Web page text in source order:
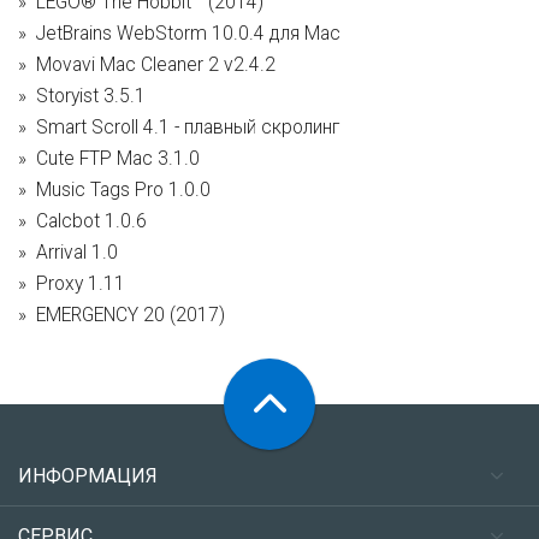
JetBrains WebStorm 10.0.4 для Mac
Movavi Mac Cleaner 2 v2.4.2
Storyist 3.5.1
Smart Scroll 4.1 - плавный скролинг
Cute FTP Mac 3.1.0
Music Tags Pro 1.0.0
Calcbot 1.0.6
Arrival 1.0
Proxy 1.11
EMERGENCY 20 (2017)
ИНФОРМАЦИЯ